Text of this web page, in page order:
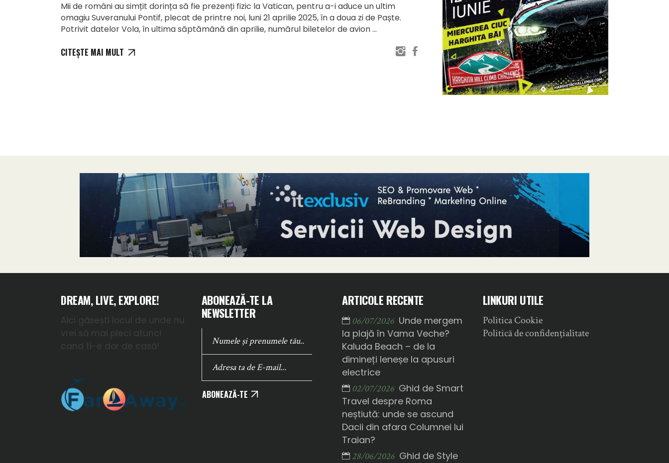
Mii de români au simțit dorința să fie prezenți fizic la Vatican, pentru a-i aduce un ultim
omagiu Suveranului Pontif, plecat de printre noi, luni 21 aprilie 2025, în a doua zi de Paște.
Potrivit datelor Vola, în ultima săptămână din aprilie, numărul biletelor de avion
CITEȘTE MAI MULT
DREAM, LIVE, EXPLORE!
Aici găsești locul de unde nu
vrei să mai pleci atunci
cand ti-e dor de casă!
ABONEAZĂ-TE LA
NEWSLETTER
ABONEAZĂ-TE
ARTICOLE RECENTE
06/07/2026 Unde mergem
la plajă în Vama Veche?
Kaluda Beach – de la
dimineți leneșe la apusuri
electrice
02/07/2026 Ghid de Smart
Travel despre Roma
neștiută: unde se ascund
Dacii din afara Columnei lui
Traian?
28/06/2026 Ghid de Style
LINKURI UTILE
Politica Cookie
Politică de confidențialitate